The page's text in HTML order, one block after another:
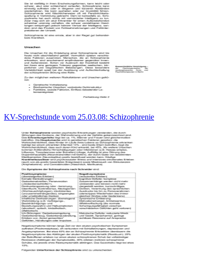
KV-Sprechstunde vom 25.03.08: Schizophrenie